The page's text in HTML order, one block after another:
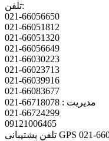
تلفن:
021-66056650
021-66051812
021-66051320
021-66056649
021-66030223
021-66023713
021-66039916
021-66083677
مدیریت : 66718078-021
021-66724299
09121006465